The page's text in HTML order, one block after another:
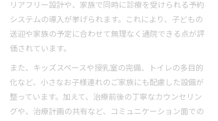
リアフリー設計や、家族で同時に診療を受けられる予約
システムの導入が挙げられます。これにより、子どもの
送迎や家族の予定に合わせて無理なく通院できる点が評
価されています。
また、キッズスペースや授乳室の完備、トイレの多目的
化など、小さなお子様連れのご家族にも配慮した設備が
整っています。加えて、治療前後の丁寧なカウンセリン
グや、治療計画の共有など、コミュニケーション面での